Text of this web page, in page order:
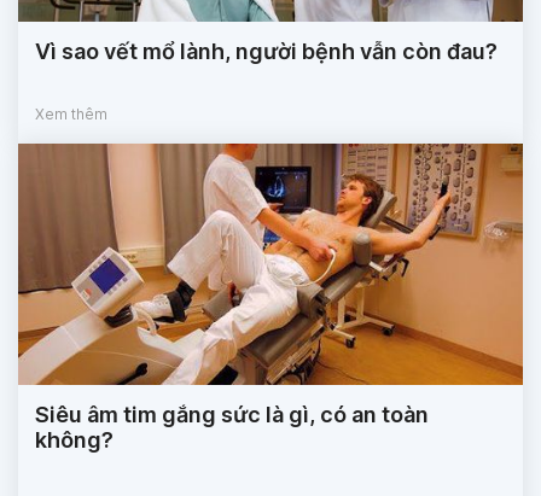
Vì sao vết mổ lành, người bệnh vẫn còn đau?
Xem thêm
Siêu âm tim gắng sức là gì, có an toàn
không?